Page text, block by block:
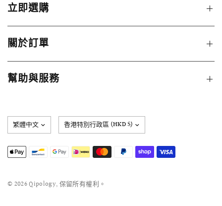
立即選購
關於訂單
幫助與服務
更
新
家/
地
© 2026 Qipology, 保留所有權利。